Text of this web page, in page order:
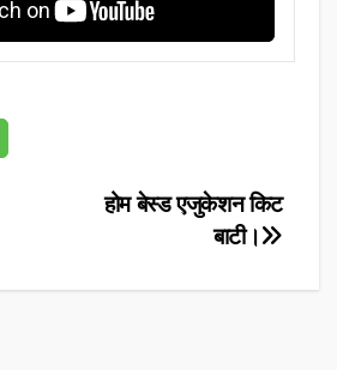
होम बेस्ड एजुकेशन किट
बाटी।